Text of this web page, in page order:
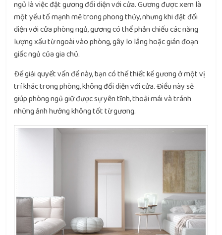
ngủ là việc đặt gương đối diện với cửa. Gương được xem là
một yếu tố mạnh mẽ trong phong thủy, nhưng khi đặt đối
diện với cửa phòng ngủ, gương có thể phản chiếu các năng
lượng xấu từ ngoài vào phòng, gây lo lắng hoặc gián đoạn
giấc ngủ của gia chủ.
Để giải quyết vấn đề này, bạn có thể thiết kế gương ở một vị
trí khác trong phòng, không đối diện với cửa. Điều này sẽ
giúp phòng ngủ giữ được sự yên tĩnh, thoải mái và tránh
những ảnh hưởng không tốt từ gương.